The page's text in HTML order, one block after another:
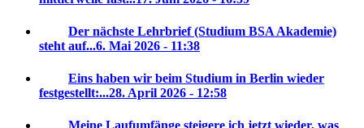
Der nächste Lehrbrief (Studium BSA Akademie)
steht auf...6. Mai 2026 - 11:38
Eins haben wir beim Studium in Berlin wieder
festgestellt:...28. April 2026 - 12:58
Meine Laufumfänge steigere ich jetzt wieder, was